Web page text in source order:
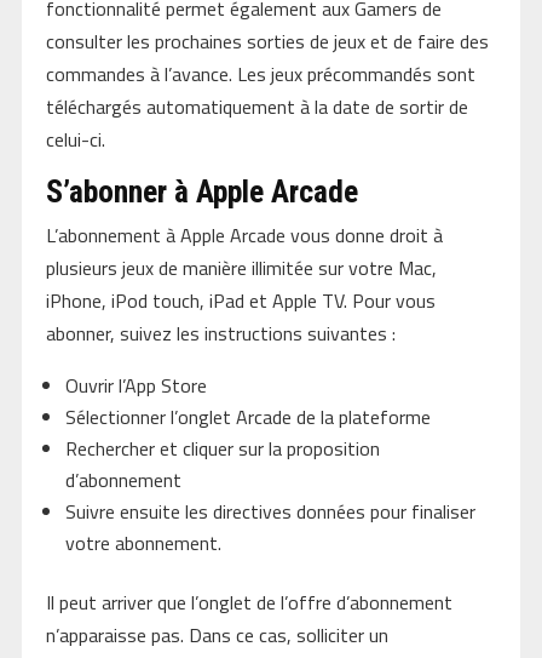
fonctionnalité permet également aux Gamers de
consulter les prochaines sorties de jeux et de faire des
commandes à l’avance. Les jeux précommandés sont
téléchargés automatiquement à la date de sortir de
celui-ci.
S’abonner à Apple Arcade
L’abonnement à Apple Arcade vous donne droit à
plusieurs jeux de manière illimitée sur votre Mac,
iPhone, iPod touch, iPad et Apple TV. Pour vous
abonner, suivez les instructions suivantes :
Ouvrir l’App Store
Sélectionner l’onglet Arcade de la plateforme
Rechercher et cliquer sur la proposition
d’abonnement
Suivre ensuite les directives données pour finaliser
votre abonnement.
Il peut arriver que l’onglet de l’offre d’abonnement
n’apparaisse pas. Dans ce cas, solliciter un